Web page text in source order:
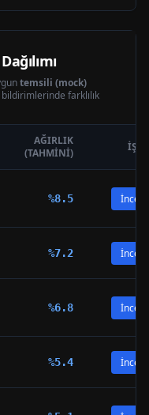
temsili (mock)
bildirimlerinde farklılık
AĞIRLIK
(TAHMINI)
%8.5 İncele
%7.2 İncele
%6.8 İncele
%5.4 İncele